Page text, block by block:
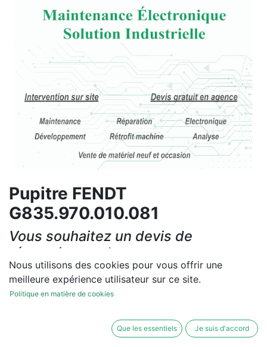
Pupitre FENDT
G835.970.010.081
Vous souhaitez un devis de
réparation ou de vente, un
diagnostic sur site?
Contactez-nous
Nous utilisons des cookies pour vous offrir une
meilleure expérience utilisateur sur ce site.
Politique en matière de cookies
Que les essentiels Je suis d'accord